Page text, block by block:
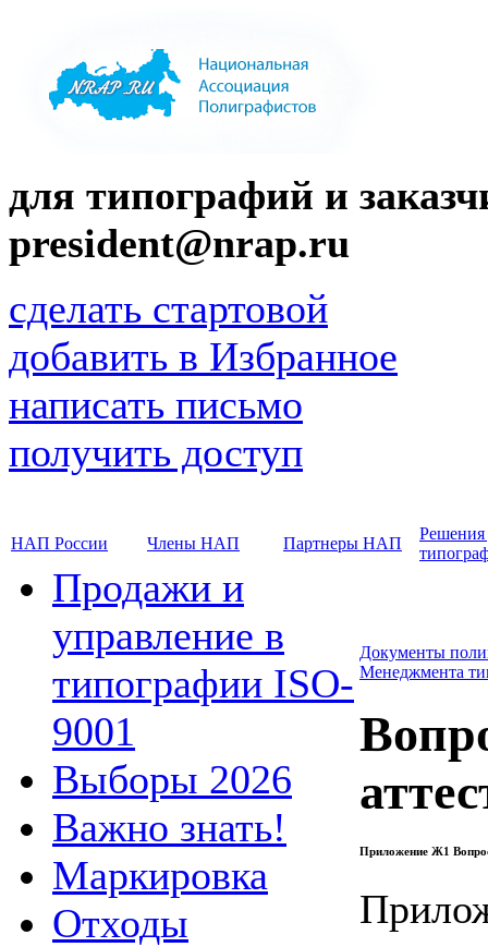
для типографий и
president@nrap.ru
сделать стартовой
добавить в Избранное
написать письмо
получить доступ
НАП России Члены НАП Партнеры НАП
Решения
Продажи и
управление в
типографии ISO-
9001
Выборы 2026
Важно знать!
Маркировка
Отходы
Документы
Менеджмента
Приложение Ж1